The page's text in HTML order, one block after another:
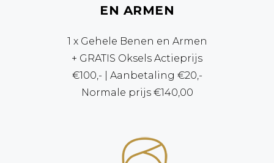
EN ARMEN
1 x Gehele Benen en Armen
+ GRATIS Oksels Actieprijs
€100,- | Aanbetaling €20,-
Normale prijs €140,00